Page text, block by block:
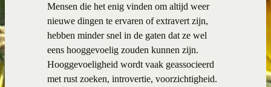
Mensen die het enig vinden om altijd weer
nieuwe dingen te ervaren of extravert zijn,
hebben minder snel in de gaten dat ze wel
eens hooggevoelig zouden kunnen zijn.
Hooggevoeligheid wordt vaak geassocieerd
met rust zoeken, introvertie, voorzichtigheid.